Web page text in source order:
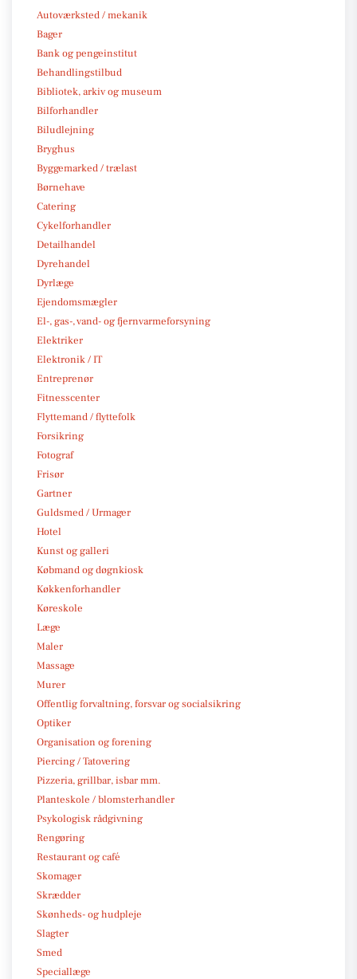
Autoværksted / mekanik
Bager
Bank og pengeinstitut
Behandlingstilbud
Bibliotek, arkiv og museum
Bilforhandler
Biludlejning
Bryghus
Byggemarked / trælast
Børnehave
Catering
Cykelforhandler
Detailhandel
Dyrehandel
Dyrlæge
Ejendomsmægler
El-, gas-, vand- og fjernvarmeforsyning
Elektriker
Elektronik / IT
Entreprenør
Fitnesscenter
Flyttemand / flyttefolk
Forsikring
Fotograf
Frisør
Gartner
Guldsmed / Urmager
Hotel
Kunst og galleri
Købmand og døgnkiosk
Køkkenforhandler
Køreskole
Læge
Maler
Massage
Murer
Offentlig forvaltning, forsvar og socialsikring
Optiker
Organisation og forening
Piercing / Tatovering
Pizzeria, grillbar, isbar mm.
Planteskole / blomsterhandler
Psykologisk rådgivning
Rengøring
Restaurant og café
Skomager
Skrædder
Skønheds- og hudpleje
Slagter
Smed
Speciallæge